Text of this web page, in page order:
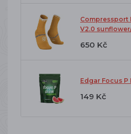
Compressport
V2.0
650 Kč
Edgar Focus
149 Kč